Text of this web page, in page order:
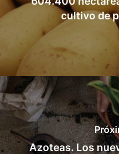
cultivo de
Azoteas. Los